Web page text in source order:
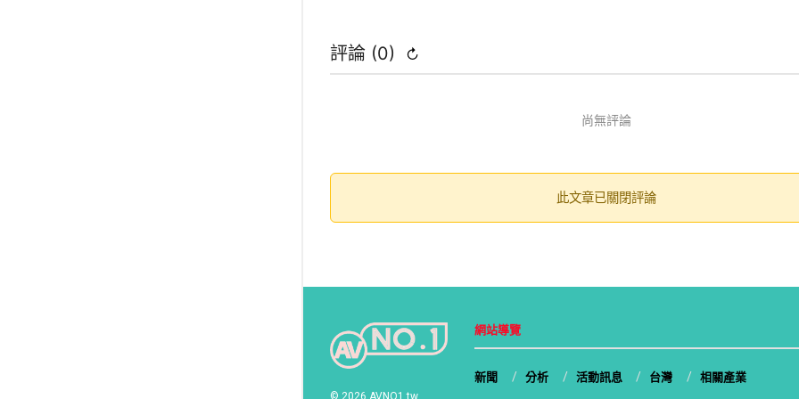
評論 (0) ↻
尚無評論
此文章已關閉評論
© 2026 AVNO1.tw
網站導覽
新聞 分析 活動訊息 台灣 相關產業